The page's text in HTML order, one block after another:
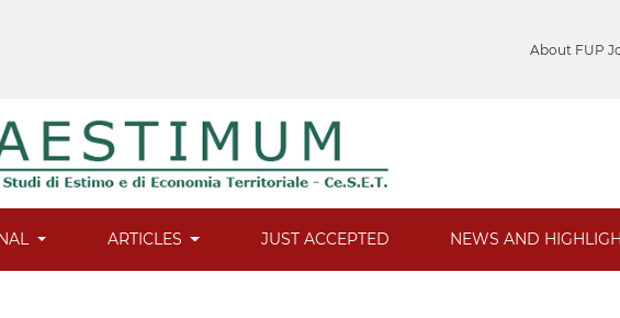
About FUP
ARTICLES JUST ACCEPTED NEWS AND